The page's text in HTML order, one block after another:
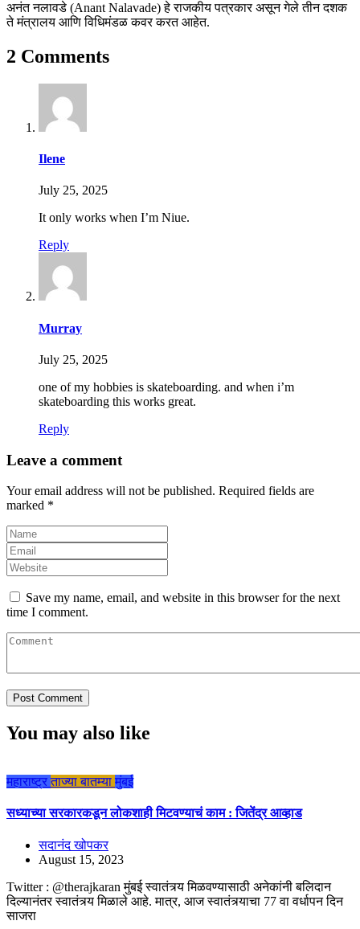
अनंत नलावडे (Anant Nalavade) हे राजकीय पत्रकार असून गेले तीन दशक
ते मंत्रालय आणि विधिमंडळ कवर करत आहेत.
2 Comments
Ilene
July 25, 2025
It only works when I’m Niue.
Reply
Murray
July 25, 2025
one of my hobbies is skateboarding. and when i’m
skateboarding this works great.
Reply
Leave a comment
Your email address will not be published. Required fields are
marked *
Save my name, email, and website in this browser for the next
time I comment.
You may also like
महाराष्ट्र ताज्या बातम्या मुंबई
सध्याच्या सरकारकडून लोकशाही मिटवण्याचं काम : जितेंद्र आव्हाड
सदानंद खोपकर
August 15, 2023
Twitter : @therajkaran मुंबई स्वातंत्र्य मिळवण्यासाठी अनेकांनी बलिदान
दिल्यानंतर स्वातंत्र्य मिळाले आहे. मात्र, आज स्वातंत्र्याचा 77 वा वर्धापन दिन
साजरा